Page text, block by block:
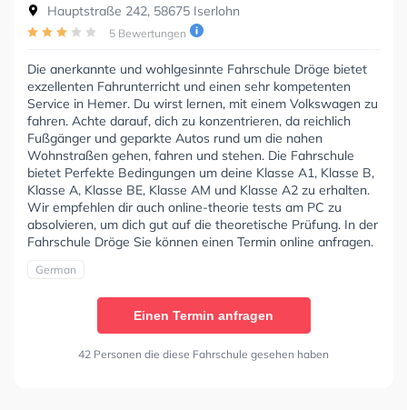
Hauptstraße 242, 58675 Iserlohn
5 Bewertungen
Die anerkannte und wohlgesinnte Fahrschule Dröge bietet
exzellenten Fahrunterricht und einen sehr kompetenten
Service in Hemer. Du wirst lernen, mit einem Volkswagen zu
fahren. Achte darauf, dich zu konzentrieren, da reichlich
Fußgänger und geparkte Autos rund um die nahen
Wohnstraßen gehen, fahren und stehen. Die Fahrschule
bietet Perfekte Bedingungen um deine Klasse A1, Klasse B,
Klasse A, Klasse BE, Klasse AM und Klasse A2 zu erhalten.
Wir empfehlen dir auch online-theorie tests am PC zu
absolvieren, um dich gut auf die theoretische Prüfung. In der
Fahrschule Dröge Sie können einen Termin online anfragen.
German
Einen Termin anfragen
42 Personen die diese Fahrschule gesehen haben